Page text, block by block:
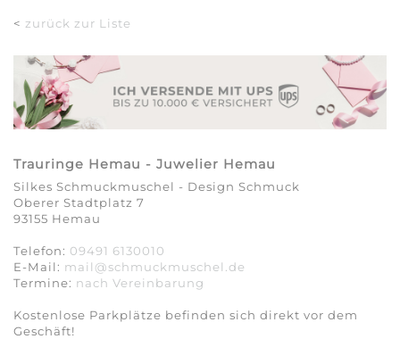
< zurück zur Liste
Trauringe Hemau - Juwelier Hemau
Silkes Schmuckmuschel - Design Schmuck
Oberer Stadtplatz 7
93155 Hemau
Telefon: 09491 6130010
E-Mail: mail@schmuckmuschel.de
Termine: nach Vereinbarung​​​​​​​
Kostenlose Parkplätze befinden sich direkt vor dem
Geschäft!